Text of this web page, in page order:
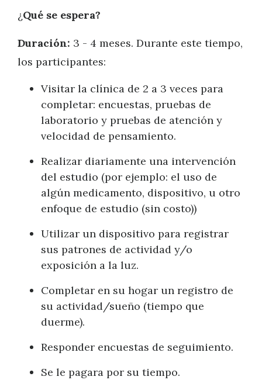
¿Qué se espera?
Duración: 3 - 4 meses. Durante este tiempo,
los participantes:
Visitar la clínica de 2 a 3 veces para
completar: encuestas, pruebas de
laboratorio y pruebas de atención y
velocidad de pensamiento.
Realizar diariamente una intervención
del estudio (por ejemplo: el uso de
algún medicamento, dispositivo, u otro
enfoque de estudio (sin costo))
Utilizar un dispositivo para registrar
sus patrones de actividad y/o
exposición a la luz.
Completar en su hogar un registro de
su actividad/sueño (tiempo que
duerme).
Responder encuestas de seguimiento.
Se le pagara por su tiempo.